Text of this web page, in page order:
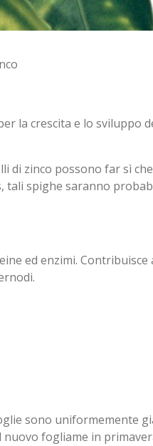
la crescita e lo sviluppo
di zinco possono far sì
tali spighe saranno
​​ed enzimi.
sono uniformemente
fogliame in